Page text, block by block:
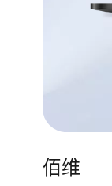
佰维